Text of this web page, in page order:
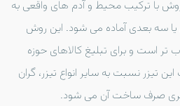
روش با ترکیب محیط و آدم های واقعی به
سه بعدی آماده می شود. این روش
تر است و برای تبلیغ کالاهای حوزه
تیزر نسبت به سایر انواع تیزر، گران
صرف ساخت آن می شود.